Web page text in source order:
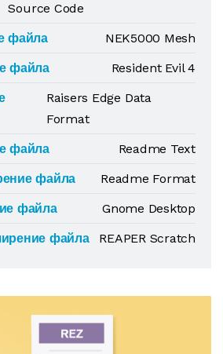
Source Code
файла
NEK5000 Mesh
файла
Resident Evil 4
Raisers Edge Data
Format
файла
Readme Text
файла
Readme Format
файла
Gnome Desktop
файла
REAPER Scratch